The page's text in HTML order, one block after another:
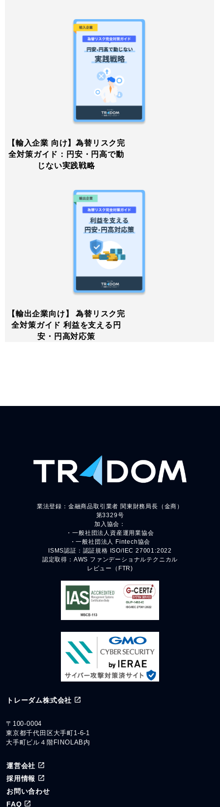
【輸入企業 向け】為替リスク完
全対策ガイド：円安・円高で動
じない実践戦略
【輸出企業向け】 為替リスク完
全対策ガイド 利益を支える円
安・円高対応策
業法登録：金融商品取引業者 関東財務局長（金商）
第3329号
加入協会：
・一般社団法人資産運用業協会
・一般社団法人 Fintech協会
ISMS認証：認証規格 ISO/IEC 27001:2022
認定取得：AWS ファンデーショナルテクニカル
レビュー（FTR)
トレーダム株式会社
〒100-0004
東京都千代田区大手町1-6-1
大手町ビル４階FINOLAB内
運営会社
採用情報
お問い合わせ
FAQ